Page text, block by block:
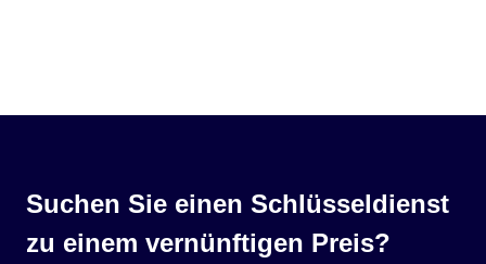
Suchen Sie einen Schlüsseldienst
zu einem vernünftigen Preis?